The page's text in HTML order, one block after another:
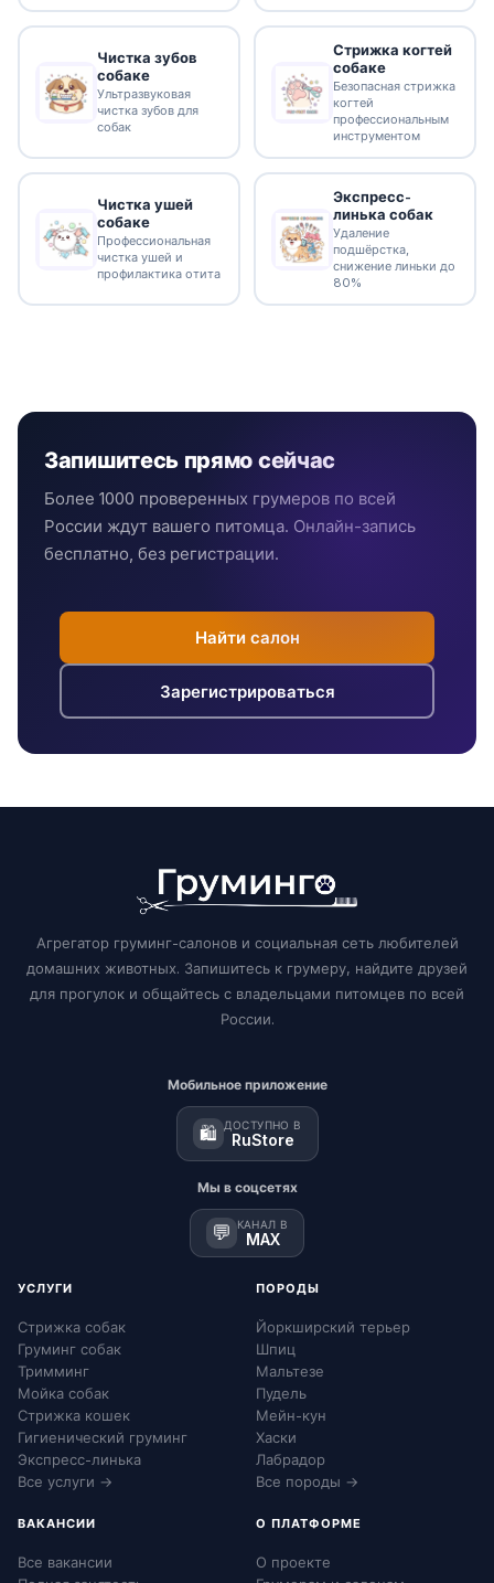
Чистка зубов
собаке
Ультразвуковая
чистка зубов для
собак
Стрижка когтей
собаке
Безопасная стрижка
когтей
профессиональным
инструментом
Чистка ушей
собаке
Профессиональная
чистка ушей и
профилактика отита
Экспресс-
линька собак
Удаление
подшёрстка,
снижение линьки до
80%
Запишитесь прямо сейчас
Более 1000 проверенных грумеров по всей
России ждут вашего питомца. Онлайн-запись
бесплатно, без регистрации.
Найти салон
Зарегистрироваться
Агрегатор груминг-салонов и социальная сеть любителей
домашних животных. Запишитесь к грумеру, найдите друзей
для прогулок и общайтесь с владельцами питомцев по всей
России.
Мобильное приложение
🛍️ ДОСТУПНО В
RuStore
Мы в соцсетях
💬 КАНАЛ В
MAX
УСЛУГИ
Стрижка собак
Груминг собак
Тримминг
Мойка собак
Стрижка кошек
Гигиенический груминг
Экспресс-линька
Все услуги →
ПОРОДЫ
Йоркширский терьер
Шпиц
Мальтезе
Пудель
Мейн-кун
Хаски
Лабрадор
Все породы →
ВАКАНСИИ
Все вакансии
О ПЛАТФОРМЕ
О проекте